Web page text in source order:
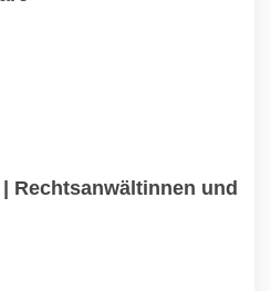
Rechtsanwältinnen und